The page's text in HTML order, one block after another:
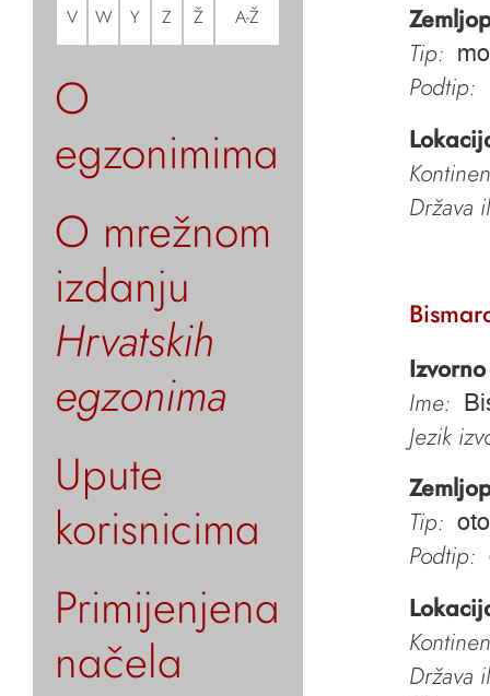
V W Y Z Ž A-Ž
O
egzonimima
O mrežnom
izdanju
Hrvatskih
egzonima
Upute
korisnicima
Primijenjena
načela
Tip:
Podtip:
Država
Ime:
Jezik
Tip:
Podtip:
Država